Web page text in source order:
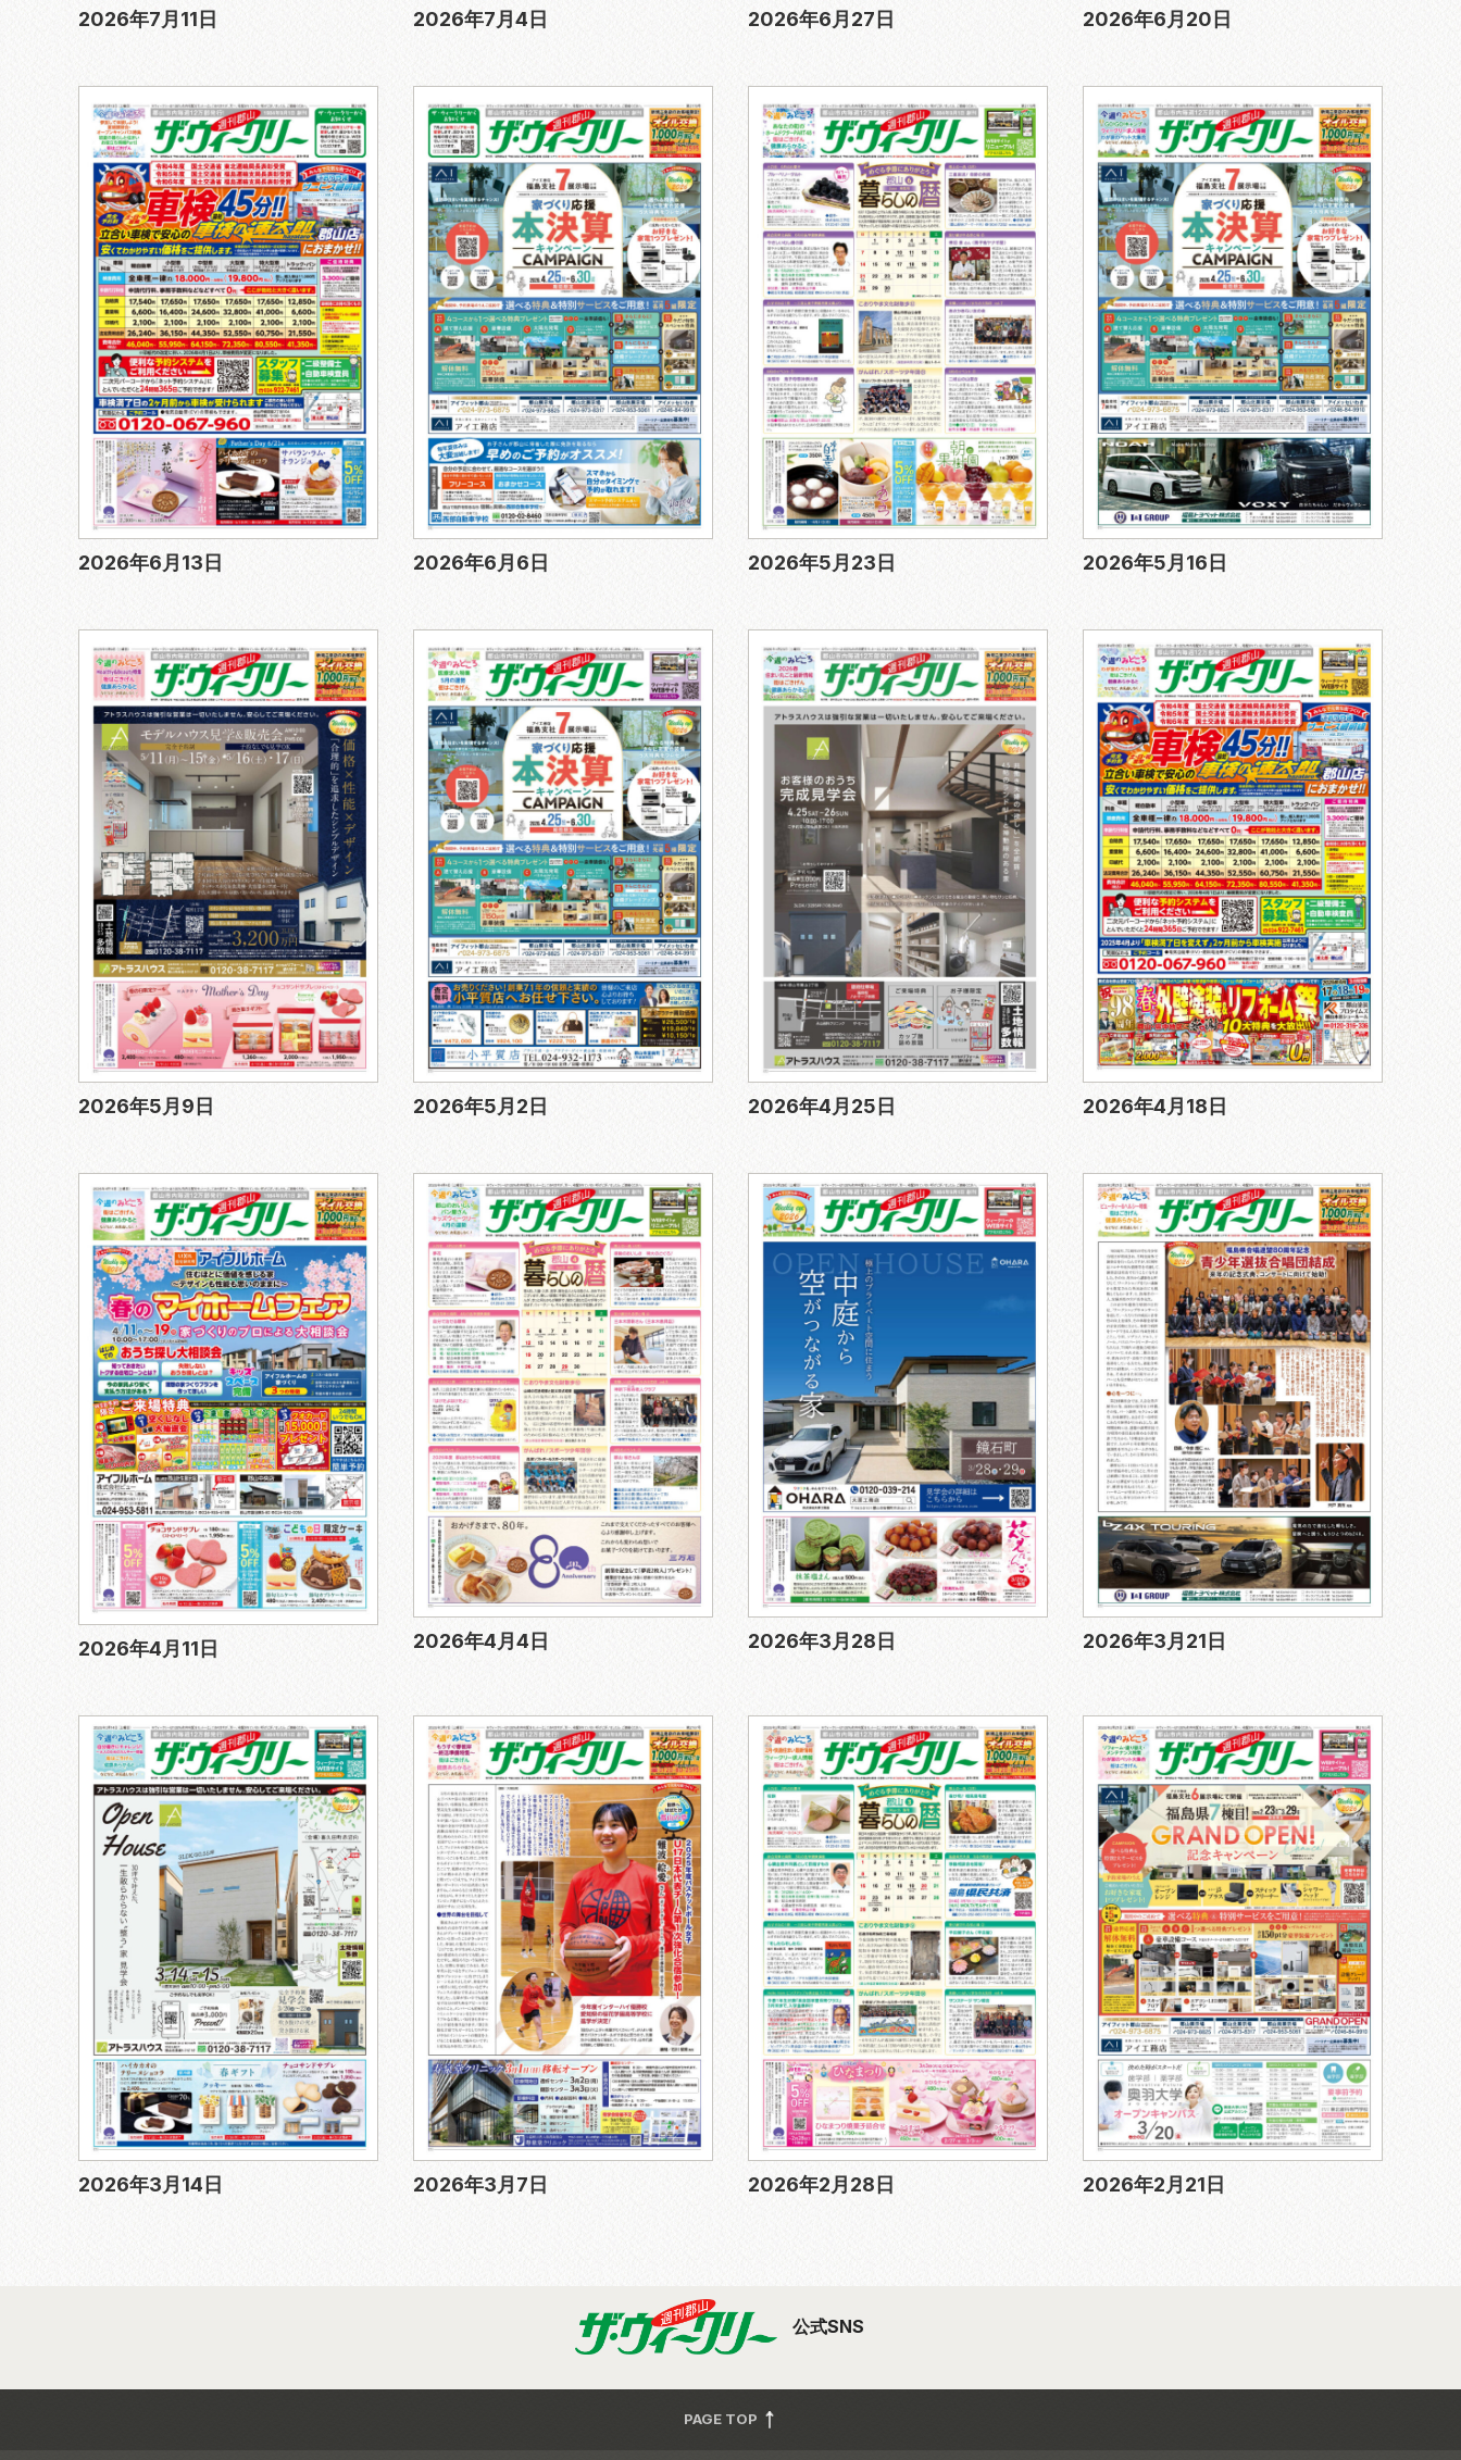
2026年7月11日 2026年7月4日 2026年6月27日 2026年6月20日
2026年6月13日 2026年6月6日 2026年5月23日 2026年5月16日
2026年5月9日 2026年5月2日 2026年4月25日 2026年4月18日
2026年4月11日 2026年4月4日 2026年3月28日 2026年3月21日
2026年3月14日 2026年3月7日 2026年2月28日 2026年2月21日
公式SNS
PAGE TOP